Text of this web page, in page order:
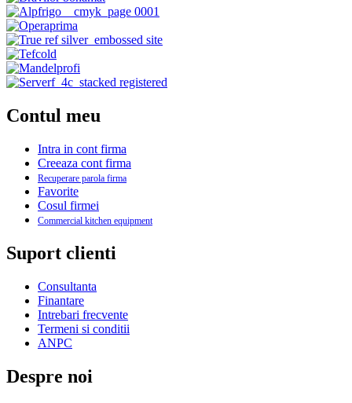
Contul meu
Intra in cont firma
Creeaza cont firma
Recuperare parola firma
Favorite
Cosul firmei
Commercial kitchen equipment
Suport clienti
Consultanta
Finantare
Intrebari frecvente
Termeni si conditii
ANPC
Despre noi